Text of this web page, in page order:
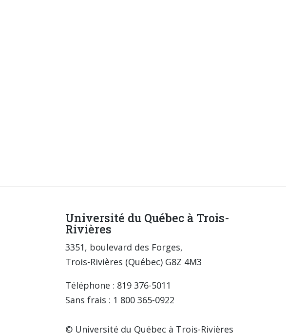
Université du Québec à Trois-
Rivières
3351, boulevard des Forges,
Trois-Rivières (Québec) G8Z 4M3
Téléphone : 819 376-5011
Sans frais : 1 800 365-0922
© Université du Québec à Trois-Rivières